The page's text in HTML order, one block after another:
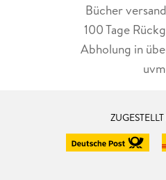
Bücher
100 Tage
Abholung in